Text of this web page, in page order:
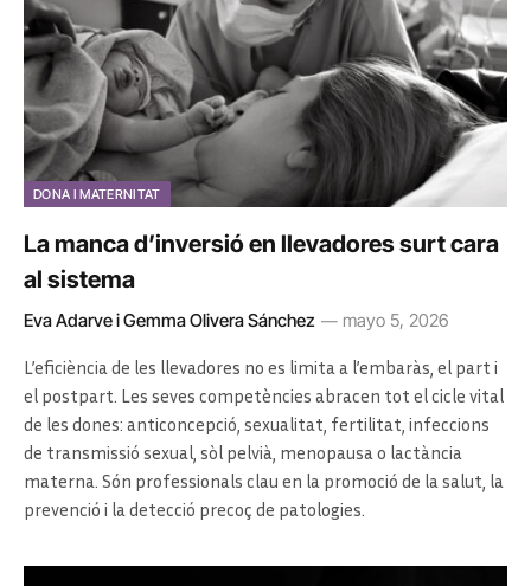
DONA I MATERNITAT
La manca d’inversió en llevadores surt cara
al sistema
Eva Adarve i Gemma Olivera Sánchez mayo 5, 2026
L’eficiència de les llevadores no es limita a l’embaràs, el part i
el postpart. Les seves competències abracen tot el cicle vital
de les dones: anticoncepció, sexualitat, fertilitat, infeccions
de transmissió sexual, sòl pelvià, menopausa o lactància
materna. Són professionals clau en la promoció de la salut, la
prevenció i la detecció precoç de patologies.